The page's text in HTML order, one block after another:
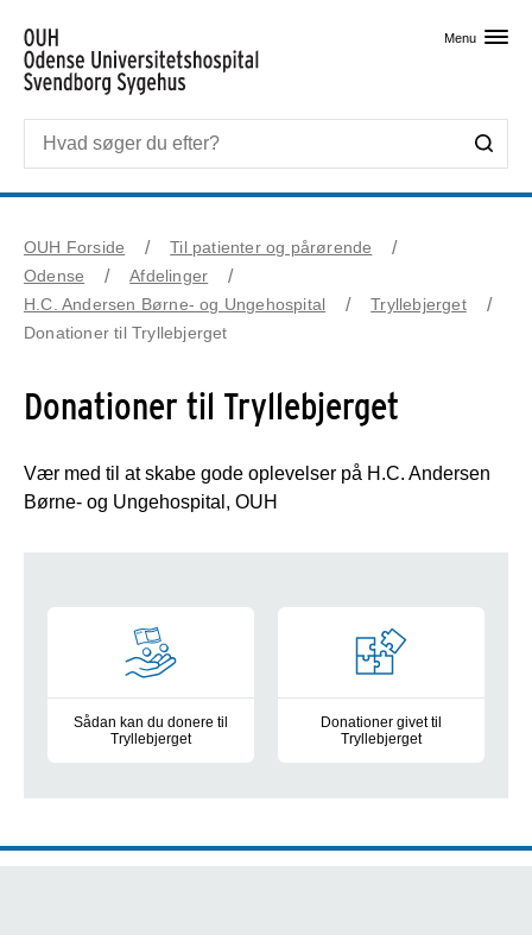
Menu
OUH Forside
Til patienter og pårørende
Odense
Afdelinger
H.C. Andersen Børne- og Ungehospital
Tryllebjerget
Donationer til Tryllebjerget
Donationer til Tryllebjerget
Vær med til at skabe gode oplevelser på H.C. Andersen
Børne- og Ungehospital, OUH
Sådan kan du donere til
Tryllebjerget
Donationer givet til
Tryllebjerget